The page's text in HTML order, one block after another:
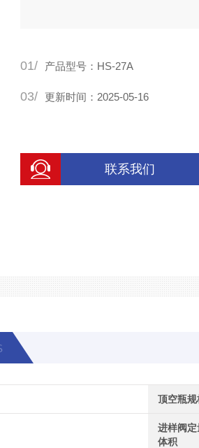
01/ 产品型号：HS-27A
03/ 更新时间：2025-05-16
联系我们
顶空瓶规
进样阀定
体积